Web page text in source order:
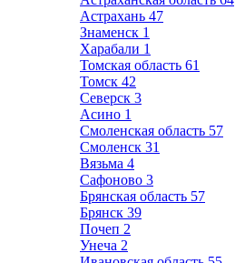
Астрахань 47
Знаменск 1
Харабали 1
Томская область 61
Томск 42
Северск 3
Асино 1
Смоленская область 57
Смоленск 31
Вязьма 4
Сафоново 3
Брянская область 57
Брянск 39
Почеп 2
Унеча 2